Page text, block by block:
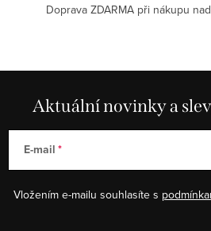
Doprava ZDARMA při nákupu
Aktuální novinky a
E-mail
Vložením e-mailu souhlasíte s